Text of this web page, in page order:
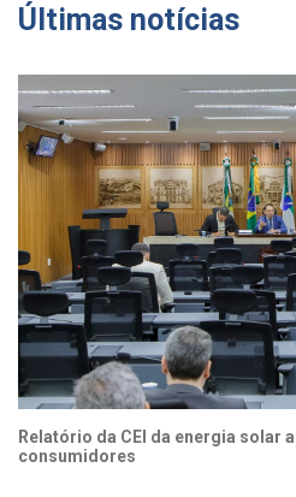
Últimas notícias
Relatório da CEI da energia solar
consumidores